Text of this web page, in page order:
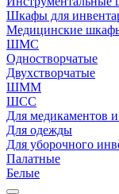
Шкафы для
Медицинские
ШМС
Одностворчатые
Двухстворчатые
ШММ
ШСС
Для медикаментов
Для одежды
Для уборочного
Палатные
Белые